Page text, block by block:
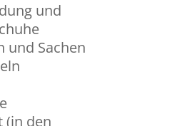
und
und Sachen
(in den